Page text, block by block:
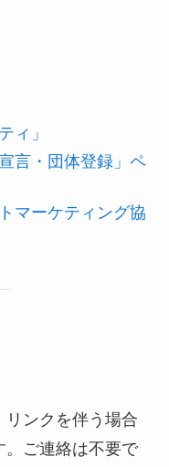
ィ」
言・団体登録」ペ
マーケティング協
ンクを伴う場合
。ご連絡は不要で